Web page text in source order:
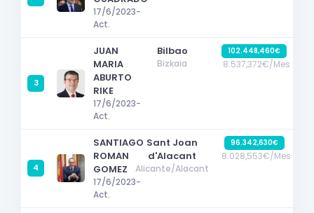
17/6/2023-
Act.
3
JUAN
MARIA
ABURTO
RIKE
17/6/2023-
Act.
Bilbao
Bizkaia
102.448,460€
8.537,372€/Mes
4
SANTIAGO
ROMAN
GOMEZ
17/6/2023-
Act.
Sant Joan
d'Alacant
Alicante/Alacant
96.342,630€
8.028,553€/Mes